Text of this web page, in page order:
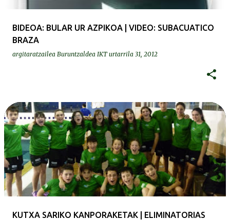
BIDEOA: BULAR UR AZPIKOA | VIDEO: SUBACUATICO
BRAZA
argitaratzailea Buruntzaldea IKT urtarrila 31, 2012
KUTXA SARIKO KANPORAKETAK | ELIMINATORIAS